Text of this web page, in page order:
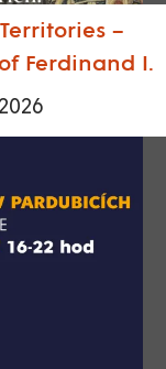
–
Ferdinand I.